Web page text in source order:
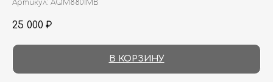
Артикул: AQM8801MB
25 000 ₽
В КОРЗИНУ